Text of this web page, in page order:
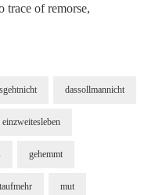
trace of remorse,
dassollmannicht
einzweitesleben
gehemmt
mut